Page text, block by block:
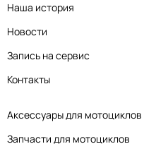
Аксессуары для мотоциклов
Запчасти для мотоциклов
Наша история
Новости
Запись на сервис
Контакты